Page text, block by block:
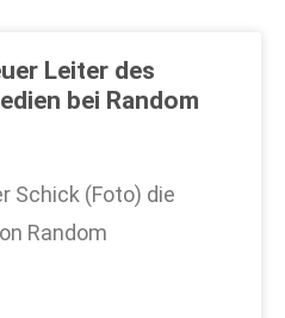
Leiter des
bei Random
Schick (Foto) die
Random